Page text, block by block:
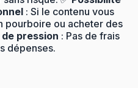
: Si le contenu vous
pourboire ou acheter des
pression : Pas de frais
dépenses.